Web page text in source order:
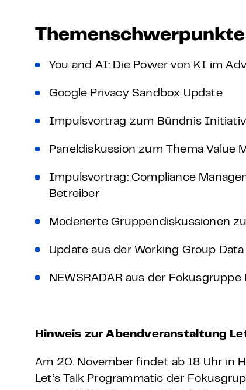
Themenschwerpunkte
You and AI: Die Power von KI im
Google Privacy Sandbox Update
Impulsvortrag zum Bündnis
Paneldiskussion zum Thema Value
Impulsvortrag: Compliance
Betreiber
Moderierte Gruppendiskussionen
Update aus der Working Group
NEWSRADAR aus der
Hinweis zur Abendveranstaltung
Am 20. November findet ab 18 Uhr in
Let’s Talk Programmatic der